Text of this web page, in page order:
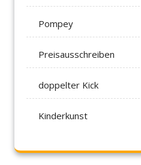
Pompey
Preisausschreiben
doppelter Kick
Kinderkunst